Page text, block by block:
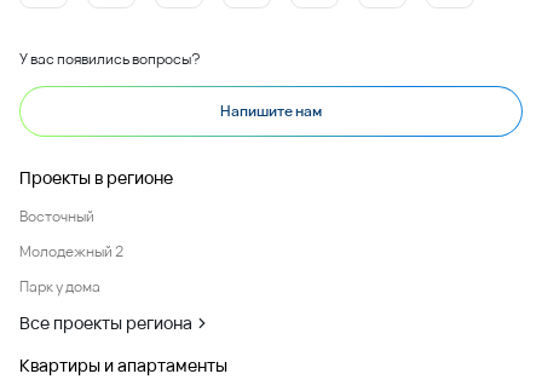
У вас появились вопросы?
Напишите нам
Проекты в регионе
Восточный
Молодежный 2
Парк у дома
Все проекты региона
Квартиры и апартаменты